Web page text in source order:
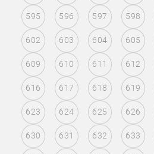
595 596 597 598
602 603 604 605
609 610 611 612
616 617 618 619
623 624 625 626
630 631 632 633